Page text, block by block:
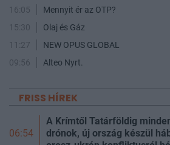
16:05
Mennyit ér az OTP?
15:30
Olaj és Gáz
11:27
NEW OPUS GLOBAL
09:56
Alteo Nyrt.
FRISS HÍREK
06:54
A Krímtől Tatárföldig
drónok, új ország készül